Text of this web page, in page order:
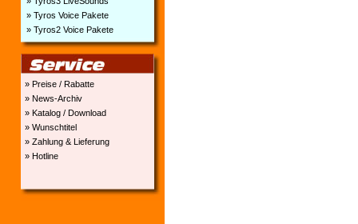
» Tyros Voice Pakete
» Tyros2 Voice Pakete
» Preise / Rabatte
» News-Archiv
» Katalog / Download
» Wunschtitel
» Zahlung & Lieferung
» Hotline